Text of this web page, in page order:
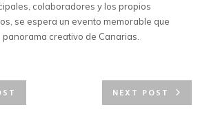
colaboradores y los propios
se espera un evento memorable que
creativo de Canarias.
NEXT POST